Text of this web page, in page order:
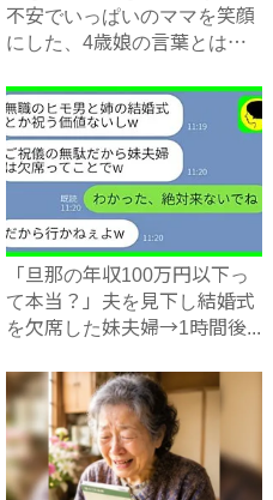
不安でいっぱいのママを笑顔
にした、4歳娘の言葉とは？
「旦那の年収100万円以下っ
て本当？」夫を見下し結婚式
を欠席した妹夫婦→1時間後...